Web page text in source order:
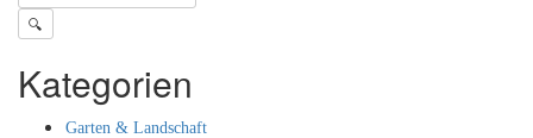
🔍
Kategorien
Garten & Landschaft